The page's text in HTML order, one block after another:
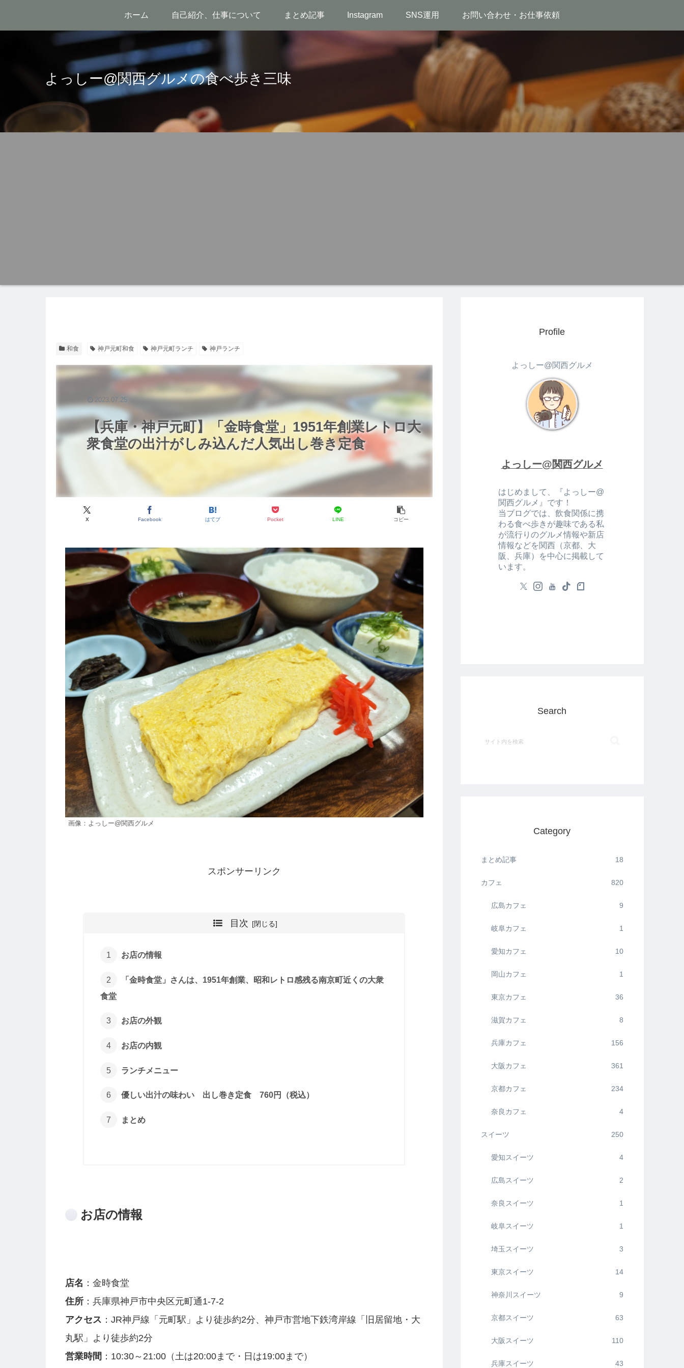
よっしー@関西グルメの食べ歩き三味
ホーム 自己紹介、仕事について まとめ記事 Instagram SNS運用 お問い合わせ・お仕事依頼
和食 神戸元町和食 神戸元町ランチ 神戸ランチ
【兵庫・神戸元町】「金時食堂」1951年創業レトロ大
衆食堂の出汁がしみ込んだ人気出し巻き定食
X Facebook はてブ Pocket LINE コピー
2023.07.25
画像：よっしー@関西グルメ
スポンサーリンク
目次
お店の情報
「金時食堂」さんは、1951年創業、昭和レトロ感残る南京町近くの大衆
食堂
お店の外観
お店の内観
ランチメニュー
優しい出汁の味わい 出し巻き定食 760円（税込）
まとめ
お店の情報
店名 ：金時食堂
住所：兵庫県神戸市中央区元町通1-7-2
アクセス ：JR神戸線「元町駅」より徒歩約2分、神戸市営地下鉄湾岸線「旧居留地・大
丸駅」より徒歩約2分
営業時間 ：10:30～21:00（土は20:00まで・日は19:00まで）
Profile
よっしー@関西グルメ
よっしー@関西グルメ
はじめまして、『よっしー@
関西グルメ』です！
当ブログでは、飲食関係に携
わる食べ歩きが趣味である私
が流行りのグルメ情報や新店
情報などを関西（京都、大
阪、兵庫）を中心に掲載して
います。
Search
Category
まとめ記事 18
カフェ 820
広島カフェ 9
岐阜カフェ 1
愛知カフェ 10
岡山カフェ 1
東京カフェ 36
滋賀カフェ 8
兵庫カフェ 156
大阪カフェ 361
京都カフェ 234
奈良カフェ 4
スイーツ 250
愛知スイーツ 4
広島スイーツ 2
奈良スイーツ 1
岐阜スイーツ 1
埼玉スイーツ 3
東京スイーツ 14
神奈川スイーツ 9
京都スイーツ 63
大阪スイーツ 110
兵庫スイーツ 43